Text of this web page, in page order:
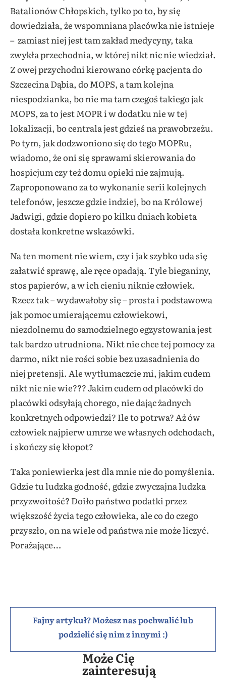
Batalionów Chłopskich, tylko po to, by się
dowiedziała, że wspomniana placówka nie istnieje
– zamiast niej jest tam zakład medycyny, taka
zwykła przechodnia, w której nikt nic nie wiedział.
Z owej przychodni kierowano córkę pacjenta do
Szczecina Dąbia, do MOPS, a tam kolejna
niespodzianka, bo nie ma tam czegoś takiego jak
MOPS, za to jest MOPR i w dodatku nie w tej
lokalizacji, bo centrala jest gdzieś na prawobrzeżu.
Po tym, jak dodzwoniono się do tego MOPRu,
wiadomo, że oni się sprawami skierowania do
hospicjum czy też domu opieki nie zajmują.
Zaproponowano za to wykonanie serii kolejnych
telefonów, jeszcze gdzie indziej, bo na Królowej
Jadwigi, gdzie dopiero po kilku dniach kobieta
dostała konkretne wskazówki.
Na ten moment nie wiem, czy i jak szybko uda się
załatwić sprawę, ale ręce opadają. Tyle bieganiny,
stos papierów, a w ich cieniu niknie człowiek.
Rzecz tak – wydawałoby się – prosta i podstawowa
jak pomoc umierającemu człowiekowi,
niezdolnemu do samodzielnego egzystowania jest
tak bardzo utrudniona. Nikt nie chce tej pomocy za
darmo, nikt nie rości sobie bez uzasadnienia do
niej pretensji. Ale wytłumaczcie mi, jakim cudem
nikt nic nie wie??? Jakim cudem od placówki do
placówki odsyłają chorego, nie dając żadnych
konkretnych odpowiedzi? Ile to potrwa? Aż ów
człowiek najpierw umrze we własnych odchodach,
i skończy się kłopot?
Taka poniewierka jest dla mnie nie do pomyślenia.
Gdzie tu ludzka godność, gdzie zwyczajna ludzka
przyzwoitość? Doiło państwo podatki przez
większość życia tego człowieka, ale co do czego
przyszło, on na wiele od państwa nie może liczyć.
Porażające…
Fajny artykuł? Możesz nas pochwalić lub
podzielić się nim z innymi :)
Może Cię
zainteresują